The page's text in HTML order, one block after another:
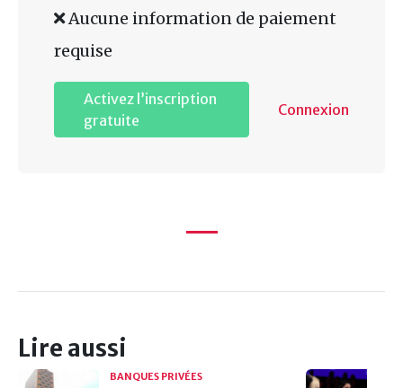
Aucune information de paiement
requise
Activez l’inscription
gratuite
Connexion
Lire aussi
BANQUES PRIVÉES